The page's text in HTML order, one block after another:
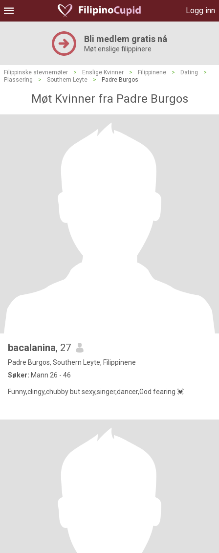
Logg inn
Bli medlem gratis nå
Møt enslige filippinere
Filippinske stevnemøter > Enslige Kvinner > Filippinene > Dating
>
Plassering
> Southern Leyte > Padre Burgos
Møt Kvinner fra Padre Burgos
bacalanina, 27
Padre Burgos, Southern Leyte, Filippinene
Søker: Mann 26 - 46
Funny,clingy,chubby but sexy,singer,dancer,God fearing 💓